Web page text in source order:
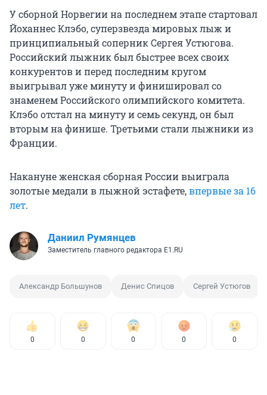
У сборной Норвегии на последнем этапе стартовал
Йоханнес Клэбо, суперзвезда мировых лыж и
принципиальный соперник Сергея Устюгова.
Российский лыжник был быстрее всех своих
конкурентов и перед последним кругом
выигрывал уже минуту и финишировал со
знаменем Российского олимпийского комитета.
Клэбо отстал на минуту и семь секунд, он был
вторым на финише. Третьими стали лыжники из
Франции.
Накануне женская сборная России выиграла
золотые медали в лыжной эстафете,впервые за 16
лет.
Даниил Румянцев
Заместитель главного редактора E1.RU
Александр Большунов Денис Спицов Сергей Устюгов
0 0 0 0 0